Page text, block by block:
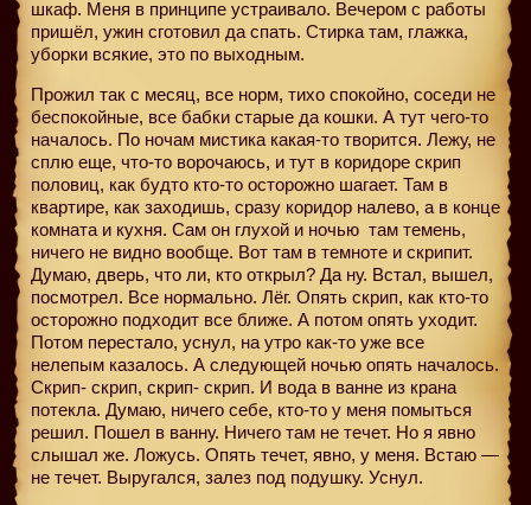
шкаф. Меня в принципе устраивало. Вечером с работы
пришёл, ужин сготовил да спать. Стирка там, глажка,
уборки всякие, это по выходным.
Прожил так с месяц, все норм, тихо спокойно, соседи не
беспокойные, все бабки старые да кошки. А тут чего-то
началось. По ночам мистика какая-то творится. Лежу, не
сплю еще, что-то ворочаюсь, и тут в коридоре скрип
половиц, как будто кто-то осторожно шагает. Там в
квартире, как заходишь, сразу коридор налево, а в конце
комната и кухня. Сам он глухой и ночью там темень,
ничего не видно вообще. Вот там в темноте и скрипит.
Думаю, дверь, что ли, кто открыл? Да ну. Встал, вышел,
посмотрел. Все нормально. Лёг. Опять скрип, как кто-то
осторожно подходит все ближе. А потом опять уходит.
Потом перестало, уснул, на утро как-то уже все
нелепым казалось. А следующей ночью опять началось.
Скрип- скрип, скрип- скрип. И вода в ванне из крана
потекла. Думаю, ничего себе, кто-то у меня помыться
решил. Пошел в ванну. Ничего там не течет. Но я явно
слышал же. Ложусь. Опять течет, явно, у меня. Встаю —
не течет. Выругался, залез под подушку. Уснул.